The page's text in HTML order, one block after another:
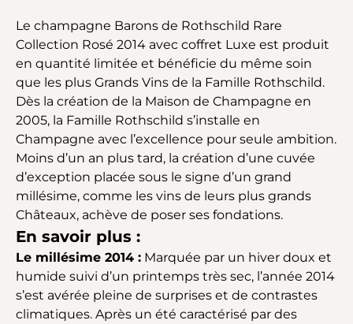
Le champagne Barons de Rothschild Rare
Collection Rosé 2014 avec coffret Luxe est produit
en quantité limitée et bénéficie du même soin
que les plus Grands Vins de la Famille Rothschild.
Dès la création de la Maison de Champagne en
2005, la Famille Rothschild s’installe en
Champagne avec l’excellence pour seule ambition.
Moins d’un an plus tard, la création d’une cuvée
d’exception placée sous le signe d’un grand
millésime, comme les vins de leurs plus grands
Châteaux, achève de poser ses fondations.
En savoir plus :
Le millésime 2014 : Marquée par un hiver doux et
humide suivi d’un printemps très sec, l’année 2014
s’est avérée pleine de surprises et de contrastes
climatiques. Après un été caractérisé par des